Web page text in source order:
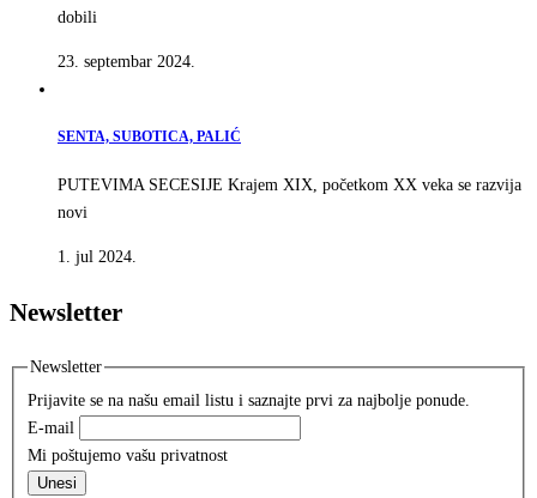
dobili
23. septembar 2024.
SENTA, SUBOTICA, PALIĆ
PUTEVIMA SECESIJE Krajem XIX, početkom XX veka se razvija
novi
1. jul 2024.
Newsletter
Newsletter
Prijavite se na našu email listu i saznajte prvi za najbolje ponude.
E-mail
Mi poštujemo vašu privatnost
Unesi